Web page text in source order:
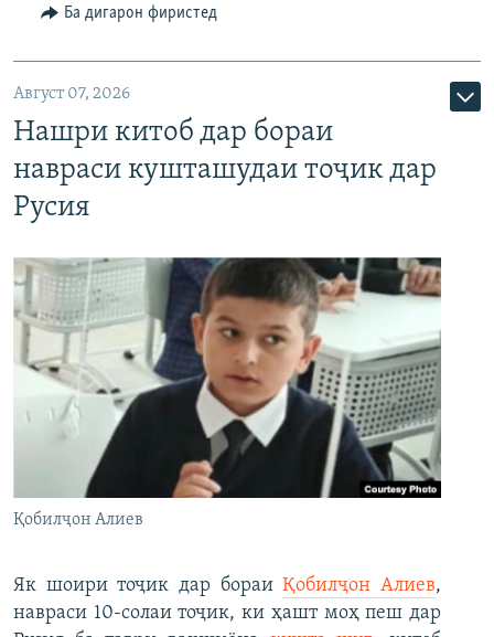
Ба дигарон фиристед
Август 07, 2026
Нашри китоб дар бораи
навраси кушташудаи тоҷик дар
Русия
Қобилҷон Алиев
Як шоири тоҷик дар бораиҚобилҷон Алиев,
навраси 10-солаи тоҷик, ки ҳашт моҳ пеш дар